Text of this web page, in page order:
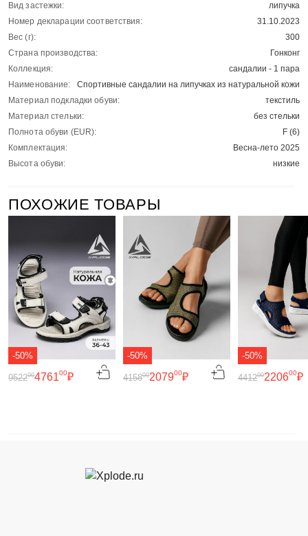
Вид застежки:
липучка
Номер декларации соответствия:
31.10.2023
Вес (г):
300
Страна производства:
Гонконг
Коллекция:
сандалии - 1 пара
Наименование:
Спортивные сандалии на липучках из натуральной кожи
Материал подкладки обуви:
текстиль
Материал стельки:
без стельки
Полнота обуви (EUR):
F (6)
Комплектация:
Весна-лето 2025
Высота обуви:
низкие
ПОХОЖИЕ ТОВАРЫ
-50%
476100₽
952200
-50%
207900₽
415800
-50%
220600₽
441200